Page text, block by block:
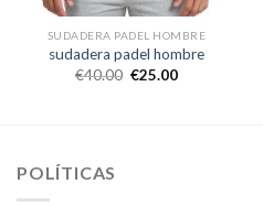
SUDADERA PADEL HOMBRE
sudadera padel hombre
€40.00 €25.00
POLÍTICAS